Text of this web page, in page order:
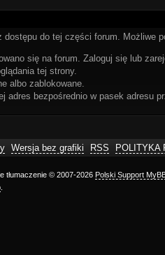
dostępu do tej części forum. Możliwe
się na forum. Zaloguj się lub
tej strony.
albo zablokowane.
adres bezpośrednio w pasek adresu
Wersja bez grafiki RSS POLITYKA
tłumaczenie © 2007-2026 Polski Support